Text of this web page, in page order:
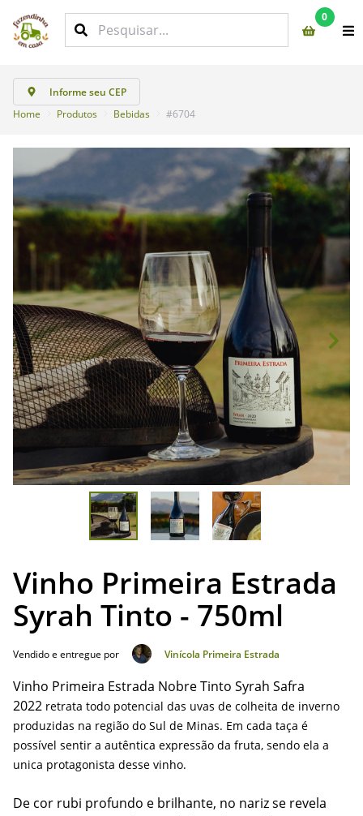
0
Informe seu CEP
Home
Produtos Bebidas #6704
Vinho Primeira Estrada
Syrah Tinto - 750ml
Vendido e entregue por Vinícola Primeira Estrada
Vinho Primeira Estrada Nobre Tinto Syrah Safra
2022 retrata todo potencial das uvas de colheita de inverno
produzidas na região do Sul de Minas. Em cada taça é
possível sentir a autêntica expressão da fruta, sendo ela a
unica protagonista desse vinho.
De cor rubi profundo e brilhante, no nariz se revela